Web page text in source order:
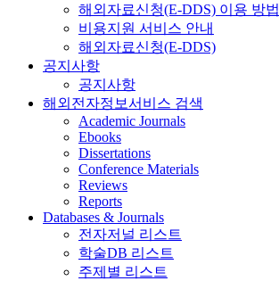
해외자료신청(E-DDS) 이용 방법
비용지원 서비스 안내
해외자료신청(E-DDS)
공지사항
공지사항
해외전자정보서비스 검색
Academic Journals
Ebooks
Dissertations
Conference Materials
Reviews
Reports
Databases & Journals
전자저널 리스트
학술DB 리스트
주제별 리스트